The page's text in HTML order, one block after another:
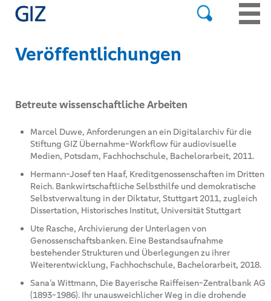
Veröffentlichungen
Betreute wissenschaftliche Arbeiten
Marcel Duwe, Anforderungen an ein Digitalarchiv für die
Stiftung GIZ Übernahme-Workflow für audiovisuelle
Medien, Potsdam, Fachhochschule, Bachelorarbeit, 2011.
Hermann-Josef ten Haaf, Kreditgenossenschaften im Dritten
Reich. Bankwirtschaftliche Selbsthilfe und demokratische
Selbstverwaltung in der Diktatur, Stuttgart 2011, zugleich
Dissertation, Historisches Institut, Universität Stuttgart
Ute Rasche, Archivierung der Unterlagen von
Genossenschaftsbanken. Eine Bestandsaufnahme
bestehender Strukturen und Überlegungen zu ihrer
Weiterentwicklung, Fachhochschule, Bachelorarbeit, 2018.
Sana’a Wittmann, Die Bayerische Raiffeisen-Zentralbank AG
(1893-1986). Ihr unausweichlicher Weg in die drohende